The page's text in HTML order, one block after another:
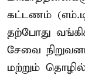
கட்டணம்
தற்போது
சேவை
மற்றும்